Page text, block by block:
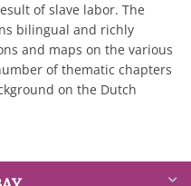
of slave labor. The
bilingual and richly
and maps on the various
of thematic chapters
on the Dutch